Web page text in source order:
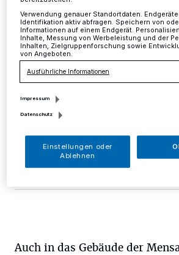
Mettmann·Das Berufskolleg
Nacht von Freitag, 15 Uhr, bis
der Koenneckestraße. Durch ein
gelangte man in das Objekt, in
Türen zu Klassen- und
wurden.
14.11.2016 , 15:56 Uhr Eine Minute
Auch in das Gebäude der
Verwendung genauer Standortdaten.
Identifikation aktiv abfragen. Speichern von
Informationen auf einem Endgerät.
Inhalte, Messung von Werbeleistung und der
Inhalten, Zielgruppenforschung sowie
von Angeboten.
Ausführliche Informationen
Impressum
Datenschutz
Einstellungen oder
Ablehnen